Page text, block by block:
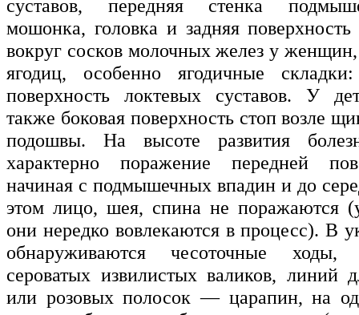
суставов, передняя стенка
мошонка, головка и задняя поверхность
вокруг сосков молочных желез у
ягодиц, особенно ягодичные складки:
поверхность локтевых суставов. У
также боковая поверхность стоп возле
подошвы. На высоте развития
характерно поражение передней
начиная с подмышечных впадин и до
этом лицо, шея, спина не поражаются
они нередко вовлекаются в процесс). В
обнаруживаются чесоточные
сероватых извилистых валиков,
или розовых полосок — царапин, на